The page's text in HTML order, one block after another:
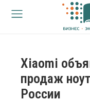
Xiaomi
продаж
России